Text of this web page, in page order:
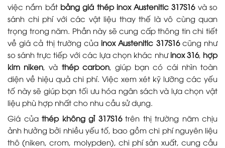
việc nắm bắt bảng giá thép inox Austenitic 317S16và so
sánh chi phí với các vật liệu thay thế là vô cùng quan
trọng trong năm. Phần này sẽ cung cấp thông tin chi tiết
về giá cả thị trường của inox Austenitic 317S16cũng như
so sánh trực tiếp với các lựa chọn khác như inox 316, hợp
kim niken , và thép carbon, giúp bạn có cái nhìn toàn
diện về hiệu quả chi phí. Việc xem xét kỹ lưỡng các yếu
tố này sẽ giúp bạn tối ưu hóa ngân sách và lựa chọn vật
liệu phù hợp nhất cho nhu cầu sử dụng.
Giá của thép không gỉ 317S16trên thị trường năm chịu
ảnh hưởng bởi nhiều yếu tố, bao gồm chi phí nguyên liệu
thô (niken, crom, molypden), chi phí sản xuất, cung cầu